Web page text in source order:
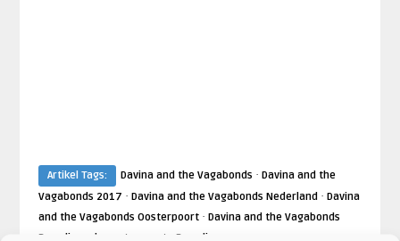
Artikel Tags: Davina and the Vagabonds · Davina and the
Vagabonds 2017 · Davina and the Vagabonds Nederland· Davina
and the Vagabonds Oosterpoort· Davina and the Vagabonds
Paradiso
de oosterpoort
Paradiso